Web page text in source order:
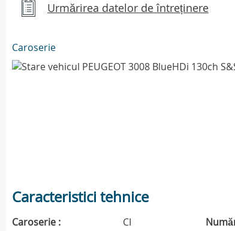
Urmărirea datelor de întreținere
Caroserie
Caracteristici tehnice
Caroserie : CI